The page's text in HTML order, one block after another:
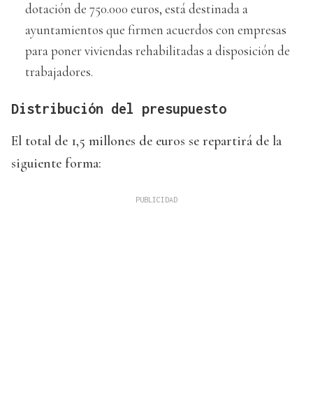
dotación de 750.000 euros, está destinada a
ayuntamientos que firmen acuerdos con empresas
para poner viviendas rehabilitadas a disposición de
trabajadores.
Distribución del presupuesto
El total de 1,5 millones de euros se repartirá de la
siguiente forma: